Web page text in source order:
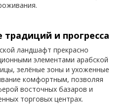
и прогресса
ландшафт прекрасно
элементами арабской
зелёные зоны и ухоженные
комфортным, позволяя
восточных базаров и
торговых центрах.